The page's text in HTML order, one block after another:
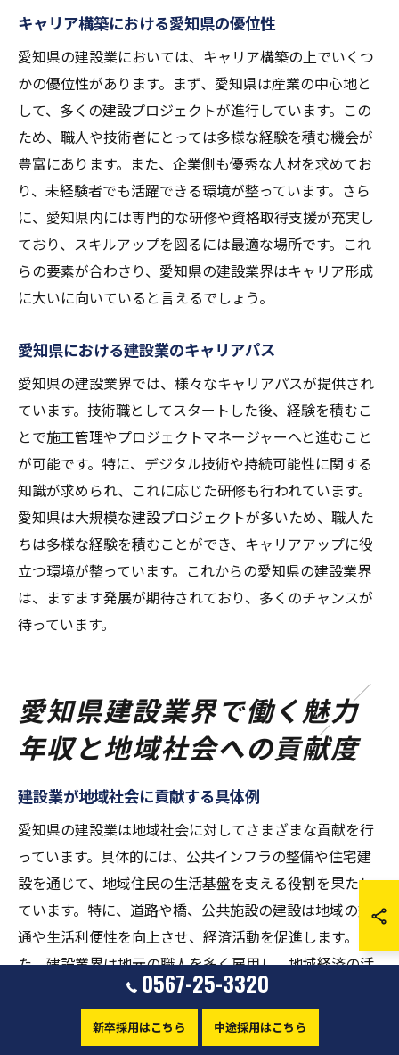
キャリア構築における愛知県の優位性
愛知県の建設業においては、キャリア構築の上でいくつ
かの優位性があります。まず、愛知県は産業の中心地と
して、多くの建設プロジェクトが進行しています。この
ため、職人や技術者にとっては多様な経験を積む機会が
豊富にあります。また、企業側も優秀な人材を求めてお
り、未経験者でも活躍できる環境が整っています。さら
に、愛知県内には専門的な研修や資格取得支援が充実し
ており、スキルアップを図るには最適な場所です。これ
らの要素が合わさり、愛知県の建設業界はキャリア形成
に大いに向いていると言えるでしょう。
愛知県における建設業のキャリアパス
愛知県の建設業界では、様々なキャリアパスが提供され
ています。技術職としてスタートした後、経験を積むこ
とで施工管理やプロジェクトマネージャーへと進むこと
が可能です。特に、デジタル技術や持続可能性に関する
知識が求められ、これに応じた研修も行われています。
愛知県は大規模な建設プロジェクトが多いため、職人た
ちは多様な経験を積むことができ、キャリアアップに役
立つ環境が整っています。これからの愛知県の建設業界
は、ますます発展が期待されており、多くのチャンスが
待っています。
愛知県建設業界で働く魅力
年収と地域社会への貢献度
建設業が地域社会に貢献する具体例
愛知県の建設業は地域社会に対してさまざまな貢献を行
っています。具体的には、公共インフラの整備や住宅建
設を通じて、地域住民の生活基盤を支える役割を果たし
ています。特に、道路や橋、公共施設の建設は地域の交
通や生活利便性を向上させ、経済活動を促進します。ま
た、建設業界は地元の職人を多く雇用し、地域経済の活
性化にも寄与しています。地域のイベントへの参加や、
学校との連携による職業体験の提供など、地域貢献活動
を積極的に行うことで、愛知県の建設業は地域社会との
0567-25-3320
新卒採用はこちら 中途採用はこちら